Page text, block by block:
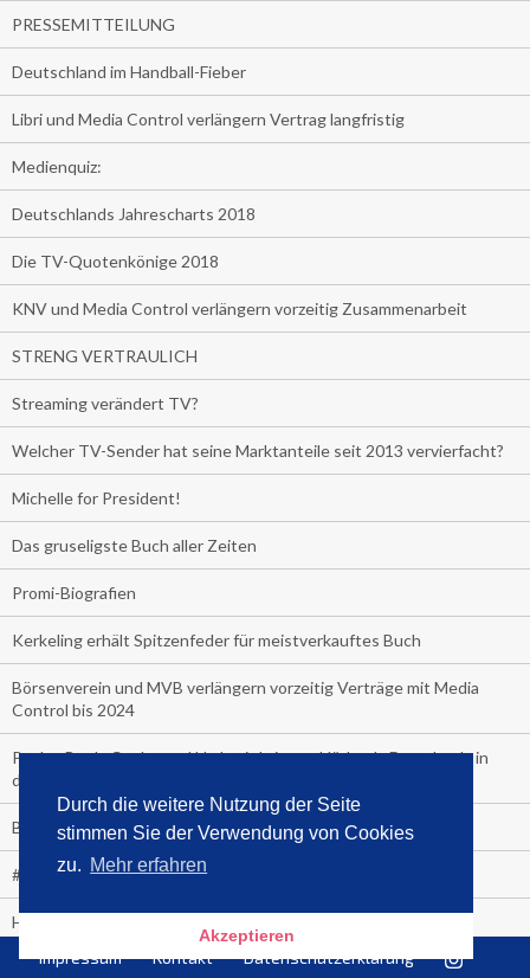
Durch die weitere Nutzung der Seite
stimmen Sie der Verwendung von Cookies
zu. Mehr erfahren
Akzeptieren
PRESSEMITTEILUNG
Deutschland im Handball-Fieber
Libri und Media Control verlängern Vertrag langfristig
Medienquiz:
Deutschlands Jahrescharts 2018
Die TV-Quotenkönige 2018
KNV und Media Control verlängern vorzeitig Zusammenarbeit
STRENG VERTRAULICH
Streaming verändert TV?
Welcher TV-Sender hat seine Marktanteile seit 2013 vervierfacht?
Michelle for President!
Das gruseligste Buch aller Zeiten
Promi-Biografien
Kerkeling erhält Spitzenfeder für meistverkauftes Buch
Börsenverein und MVB verlängern vorzeitig Verträge mit Media
Control bis 2024
PocketBook, Ceebo und Umbreit bringen Hörbuch-Downloads in
die Cloud
Bella Bella
#1-Bestseller: "Das ist Alpha!" von Kollegah
Hammer! "Fear: Trump in the White House" (auf Englisch) von
Impressum Kontakt Datenschutzerklärung